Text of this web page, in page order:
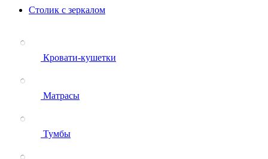
Столик с зеркалом
Кровати-кушетки
Матрасы
Тумбы